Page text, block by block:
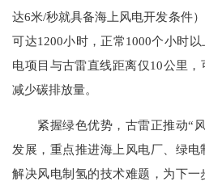
达6米/秒就具备海上风电开发条件
可达1200小时，正常1000个小时
电项目与古雷直线距离仅10公里
减少碳排放量。
紧握绿色优势，古雷正推动“风
发展，重点推进海上风电厂、绿
解决风电制氢的技术难题，为下一